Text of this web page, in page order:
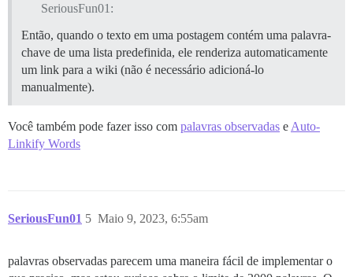
SeriousFun01:
Então, quando o texto em uma postagem contém uma palavra-
chave de uma lista predefinida, ele renderiza automaticamente
um link para a wiki (não é necessário adicioná-lo
manualmente).
Você também pode fazer isso com palavras observadas e Auto-
Linkify Words
SeriousFun01 Maio 9, 2023, 6:55am
5
palavras observadas parecem uma maneira fácil de implementar o